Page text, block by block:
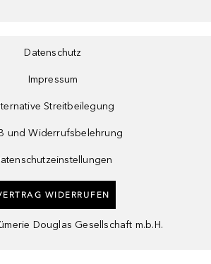
Datenschutz
Impressum
Streitbeilegung
und Widerrufsbelehrung
WIDERRUFEN
Douglas Gesellschaft m.b.H.